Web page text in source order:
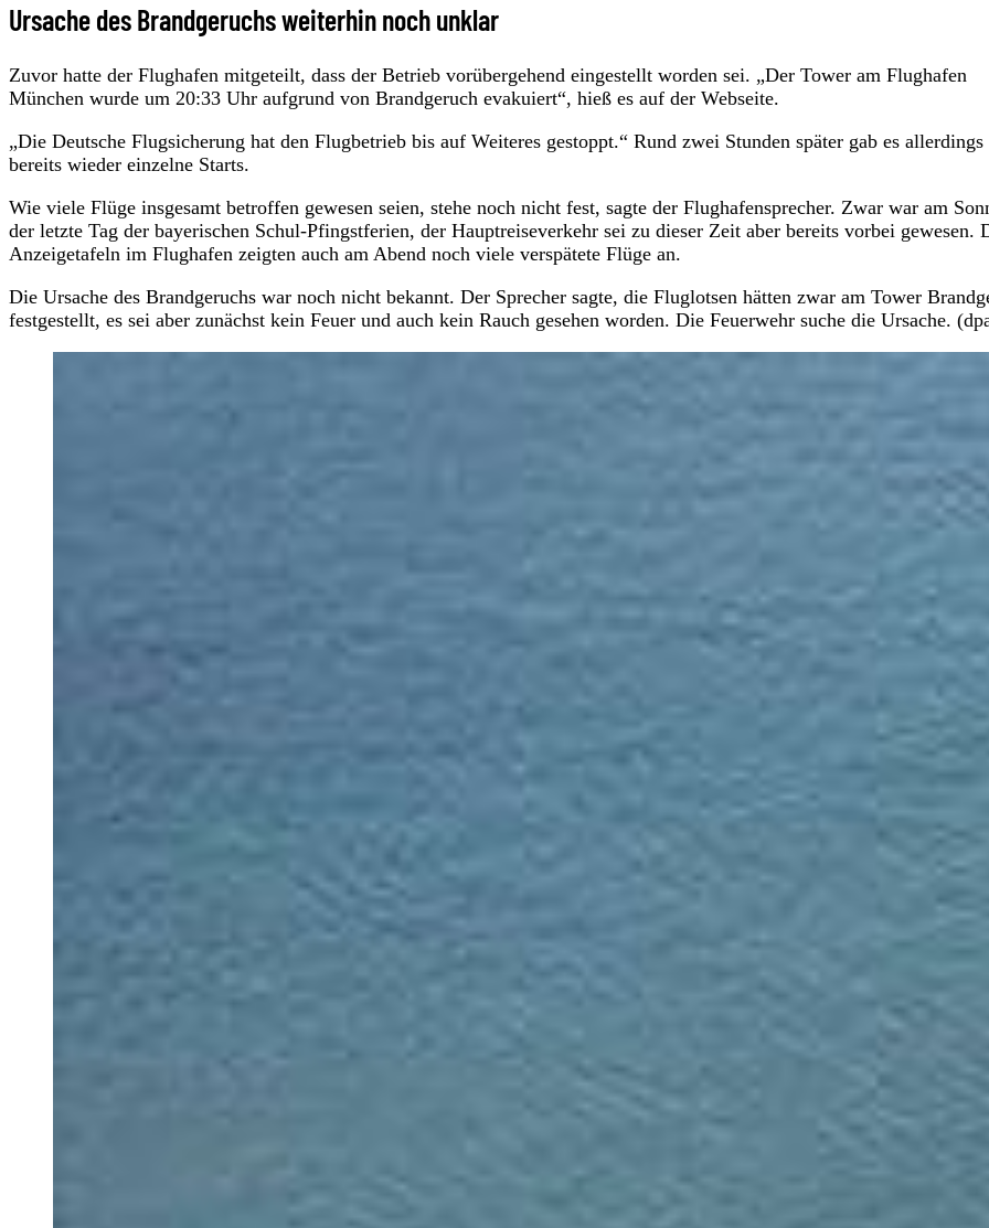
Ursache des Brandgeruchs weiterhin noch unklar
Zuvor hatte der Flughafen mitgeteilt, dass der Betrieb vorübergehend eingestellt worden sei. „Der Tower am Flughafen
München wurde um 20:33 Uhr aufgrund von Brandgeruch evakuiert“, hieß es auf der Webseite.
„Die Deutsche Flugsicherung hat den Flugbetrieb bis auf Weiteres gestoppt.“ Rund zwei Stunden später gab es allerdings
bereits wieder einzelne Starts.
Wie viele Flüge insgesamt betroffen gewesen seien, stehe noch nicht fest, sagte der Flughafensprecher. Zwar war am
der letzte Tag der bayerischen Schul-Pfingstferien, der Hauptreiseverkehr sei zu dieser Zeit aber bereits vorbei gewesen.
Anzeigetafeln im Flughafen zeigten auch am Abend noch viele verspätete Flüge an.
Die Ursache des Brandgeruchs war noch nicht bekannt. Der Sprecher sagte, die Fluglotsen hätten zwar am Tower
festgestellt, es sei aber zunächst kein Feuer und auch kein Rauch gesehen worden. Die Feuerwehr suche die Ursache.